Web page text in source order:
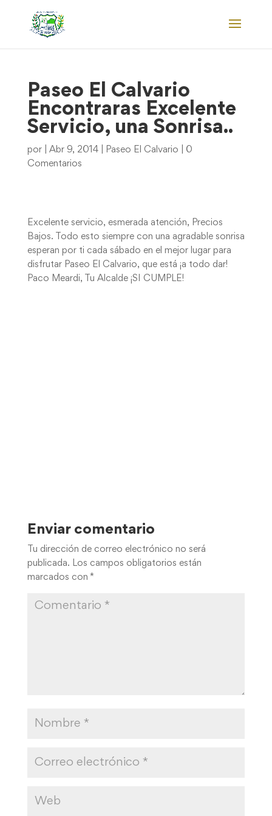
Paseo El Calvario
Encontraras Excelente
Servicio, una Sonrisa..
por Abr 9, 2014| Paseo El Calvario
0
Comentarios
Excelente servicio, esmerada atención, Precios
Bajos. Todo esto siempre con una agradable sonrisa
esperan por ti cada sábado en el mejor lugar para
disfrutar Paseo El Calvario, que está ¡a todo dar!
Paco Meardi, Tu Alcalde ¡SI CUMPLE!
Enviar comentario
Tu dirección de correo electrónico no será
publicada.
Los campos obligatorios están
marcados con *